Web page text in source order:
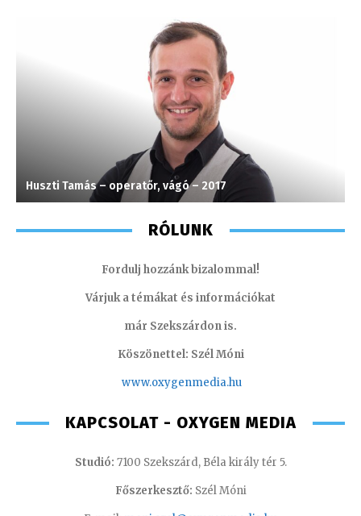
Huszti Tamás – operatőr, vágó – 2017
RÓLUNK
Fordulj hozzánk bizalommal!
Várjuk a témákat és információkat
már Szekszárdon is.
Köszönettel: Szél Móni
www.oxygenmedia.hu
KAPCSOLAT - OXYGEN MEDIA
Studió: 7100 Szekszárd, Béla király tér 5.
Főszerkesztő: Szél Móni